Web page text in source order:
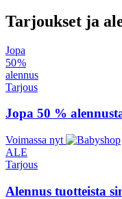
Tarjoukset ja
Jopa
50 %
alennus
Tarjous
Jopa 50 %
Voimassa nyt
ALE
Tarjous
Alennus tuotteista